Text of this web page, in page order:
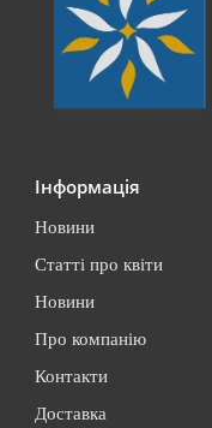
Інформація
Новини
Статті про квіти
Новини
Про компанію
Контакти
Доставка